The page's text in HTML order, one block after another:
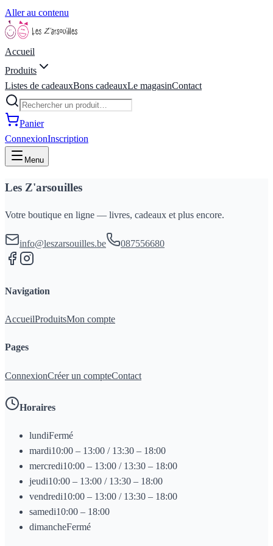
Aller au contenu
Accueil
Produits
Listes de cadeauxBons cadeauxLe magasinContact
Panier
ConnexionInscription
Menu
Les Z'arsouilles
Votre boutique en ligne — livres, cadeaux et plus encore.
info@leszarsouilles.be 087556680
Navigation
AccueilProduitsMon compte
Pages
ConnexionCréer un compteContact
Horaires
lundiFermé
mardi10:00 – 13:00 / 13:30 – 18:00
mercredi10:00 – 13:00 / 13:30 – 18:00
jeudi10:00 – 13:00 / 13:30 – 18:00
vendredi10:00 – 13:00 / 13:30 – 18:00
samedi10:00 – 18:00
dimancheFermé